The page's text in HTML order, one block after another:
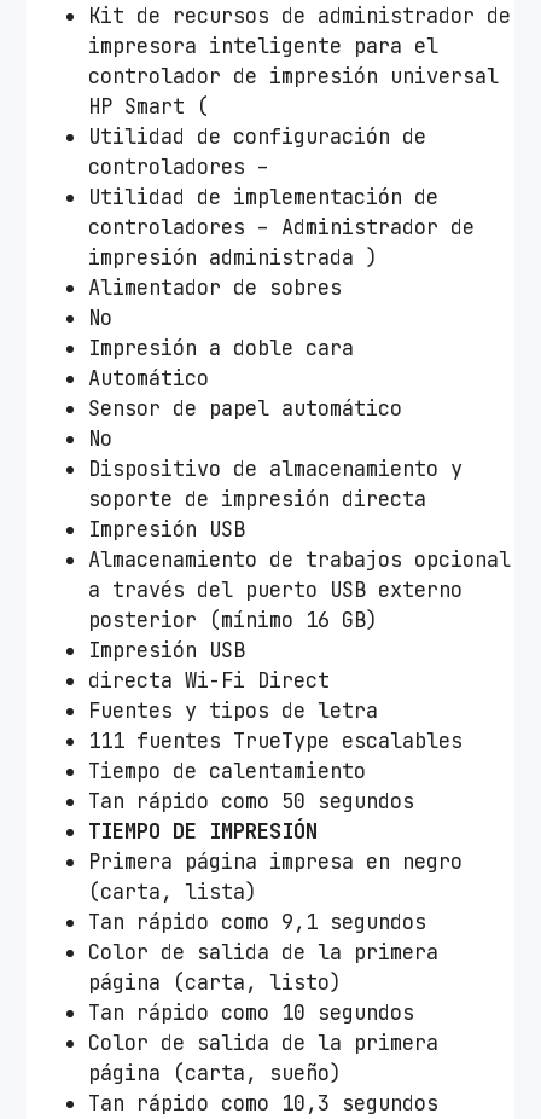
Kit de recursos de administrador de
impresora inteligente para el
controlador de impresión universal
HP Smart (
Utilidad de configuración de
controladores –
Utilidad de implementación de
controladores – Administrador de
impresión administrada )
Alimentador de sobres
No
Impresión a doble cara
Automático
Sensor de papel automático
No
Dispositivo de almacenamiento y
soporte de impresión directa
Impresión USB
Almacenamiento de trabajos opcional
a través del puerto USB externo
posterior (mínimo 16 GB)
Impresión USB
directa Wi-Fi Direct
Fuentes y tipos de letra
111 fuentes TrueType escalables
Tiempo de calentamiento
Tan rápido como 50 segundos
TIEMPO DE IMPRESIÓN
Primera página impresa en negro
(carta, lista)
Tan rápido como 9,1 segundos
Color de salida de la primera
página (carta, listo)
Tan rápido como 10 segundos
Color de salida de la primera
página (carta, sueño)
Tan rápido como 10,3 segundos